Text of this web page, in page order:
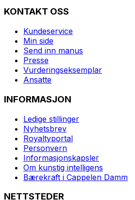
KONTAKT OSS
Kundeservice
Min side
Send inn manus
Presse
Vurderingseksemplar
Ansatte
INFORMASJON
Ledige stillinger
Nyhetsbrev
Royaltyportal
Personvern
Informasjonskapsler
Om kunstig intelligens
Bærekraft i Cappelen Damm
NETTSTEDER